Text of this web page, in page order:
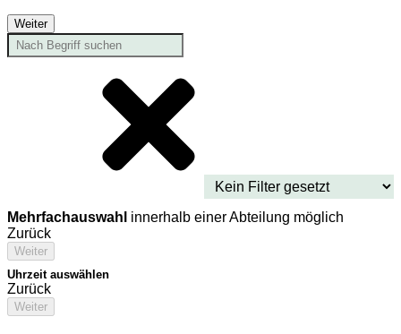
Weiter
Mehrfachauswahl innerhalb einer Abteilung möglich
Zurück
Weiter
Uhrzeit auswählen
Zurück
Weiter